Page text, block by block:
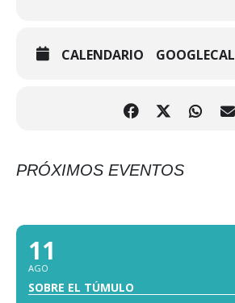
CALENDARIO GOOGLECAL
PRÓXIMOS EVENTOS
11
AGO
SOBRE EL TÚMULO